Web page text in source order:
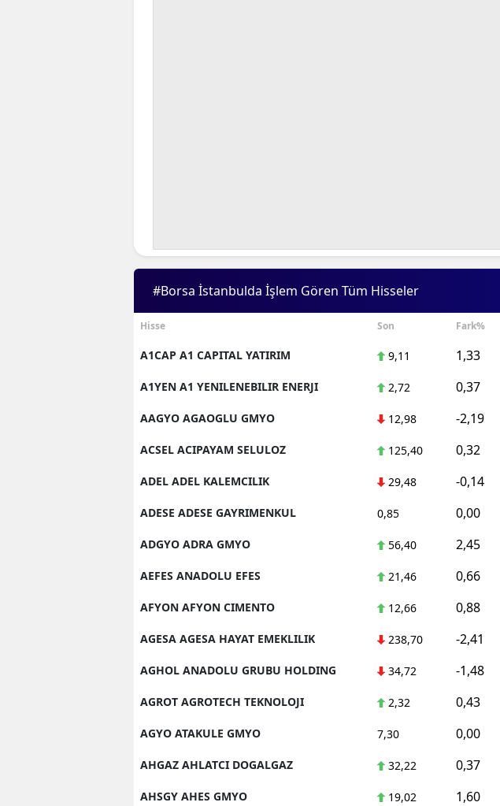
#Borsa İstanbulda İşlem Gören Tüm Hisseler
Hisse Son Fark%
A1CAP A1 CAPITAL YATIRIM 9,11 1,33
A1YEN A1 YENILENEBILIR ENERJI 2,72 0,37
AAGYO AGAOGLU GMYO 12,98 -2,19
ACSEL ACIPAYAM SELULOZ 125,40 0,32
ADEL ADEL KALEMCILIK 29,48 -0,14
ADESE ADESE GAYRIMENKUL 0,85 0,00
ADGYO ADRA GMYO 56,40 2,45
AEFES ANADOLU EFES 21,46 0,66
AFYON AFYON CIMENTO 12,66 0,88
AGESA AGESA HAYAT EMEKLILIK 238,70 -2,41
AGHOL ANADOLU GRUBU HOLDING 34,72 -1,48
AGROT AGROTECH TEKNOLOJI 2,32 0,43
AGYO ATAKULE GMYO 7,30 0,00
AHGAZ AHLATCI DOGALGAZ 32,22 0,37
AHSGY AHES GMYO 19,02 1,60